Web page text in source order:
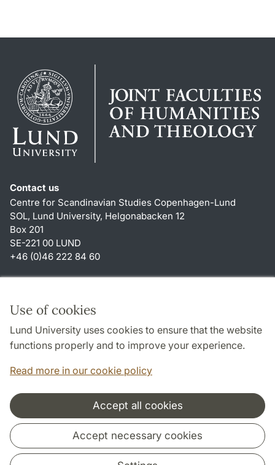
Use of cookies
Lund University uses cookies to ensure that the website
functions properly and to improve your experience.
Read more in our cookie policy
Accept all cookies
Accept necessary cookies
Contact us
Centre for Scandinavian Studies Copenhagen-Lund
SOL, Lund University, Helgonabacken 12
Box 201
SE-221 00 LUND
+46 (0)46 222 84 60
About this website and cookies
Privacy policy
Accessibility
Cooperation and network